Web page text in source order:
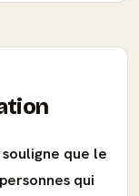
que le
qui